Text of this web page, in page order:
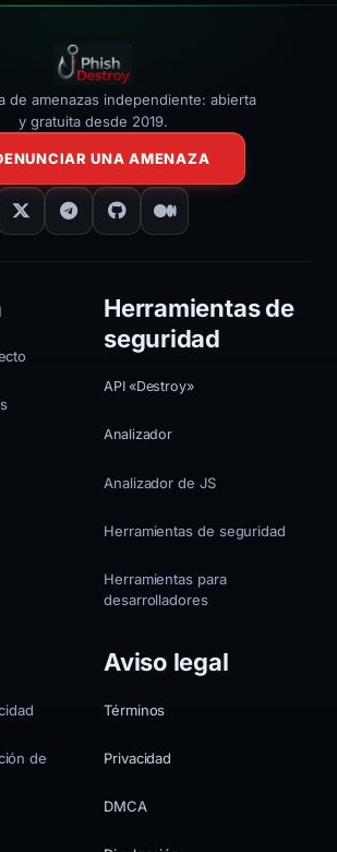
de amenazas independiente: abierta
y gratuita desde 2019.
UNA AMENAZA
Herramientas de
seguridad
API «Destroy»
Analizador
Analizador de JS
Herramientas de seguridad
Herramientas para
desarrolladores
de
Aviso legal
Términos
Privacidad
DMCA